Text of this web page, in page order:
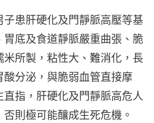
患肝硬化及門靜脈高壓等基
底及食道靜脈嚴重曲張、脆
所製，粘性大、難消化，長
酸分泌，與脆弱血管直接摩
指，肝硬化及門靜脈高危人
則極可能釀成生死危機。